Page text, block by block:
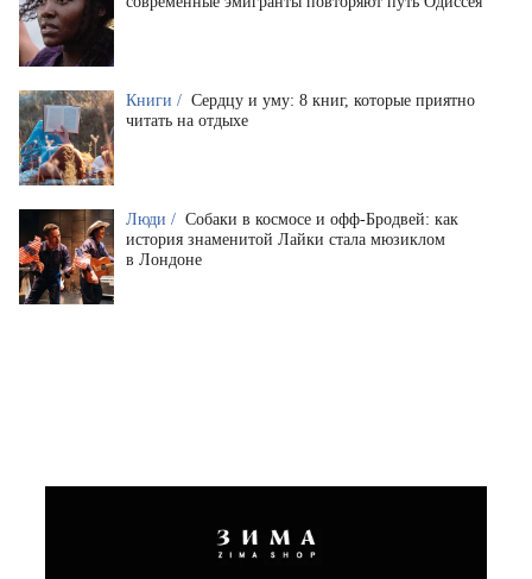
Книги / Сердцу и уму: 8 книг, которые приятно
читать на отдыхе
Люди / Собаки в космосе и офф-Бродвей: как
история знаменитой Лайки стала мюзиклом
в Лондоне